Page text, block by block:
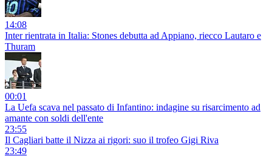
14:08
Inter rientrata in Italia: Stones debutta ad Appiano, riecco Lautaro e
Thuram
00:01
La Uefa scava nel passato di Infantino: indagine su risarcimento ad
amante con soldi dell'ente
23:55
Il Cagliari batte il Nizza ai rigori: suo il trofeo Gigi Riva
23:49